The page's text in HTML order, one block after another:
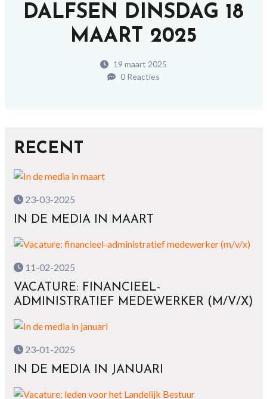
DALFSEN DINSDAG 18
MAART 2025
19 maart 2025
0 Reacties
RECENT
23-03-2025
IN DE MEDIA IN MAART
11-02-2025
VACATURE: FINANCIEEL-
ADMINISTRATIEF MEDEWERKER (M/V/X)
23-01-2025
IN DE MEDIA IN JANUARI